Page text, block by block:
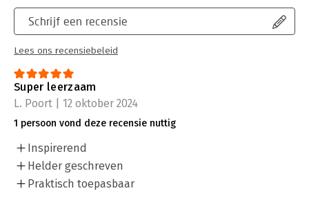
Schrijf een recensie
Lees ons recensiebeleid
Super leerzaam
L. Poort | 12 oktober 2024
1 persoon vond deze recensie nuttig
Inspirerend
Helder geschreven
Praktisch toepasbaar